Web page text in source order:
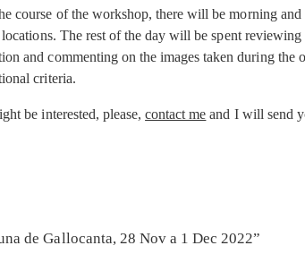
course of the workshop, there will be morning
The rest of the day will be spent reviewing
and commenting on the images taken during the
criteria.
be interested, please,contact me and I will send
de Gallocanta, 28 Nov a 1 Dec 2022”